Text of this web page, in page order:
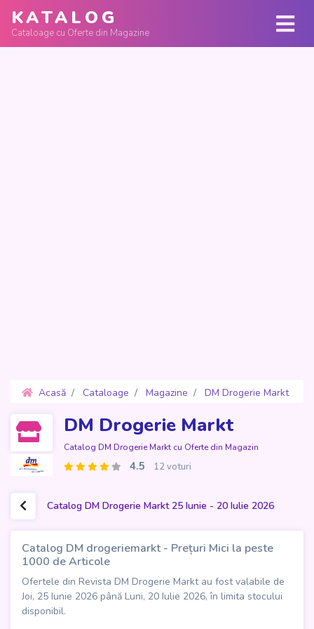
KATALOG
Cataloage cu Oferte din Magazine
Acasă Cataloage Magazine
DM Drogerie Markt
DM Drogerie Markt
Catalog DM Drogerie Markt cu Oferte din Magazin
4.5 12 voturi
Catalog DM Drogerie Markt 25 Iunie - 20 Iulie 2026
Catalog DM drogeriemarkt - Prețuri Mici la peste
1000 de Articole
Ofertele din Revista DM Drogerie Markt au fost valabile de
Joi, 25 Iunie 2026 până Luni, 20 Iulie 2026, în limita stocului
disponibil.